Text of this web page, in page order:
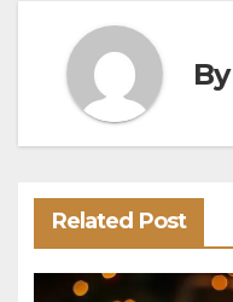
By
Related Post